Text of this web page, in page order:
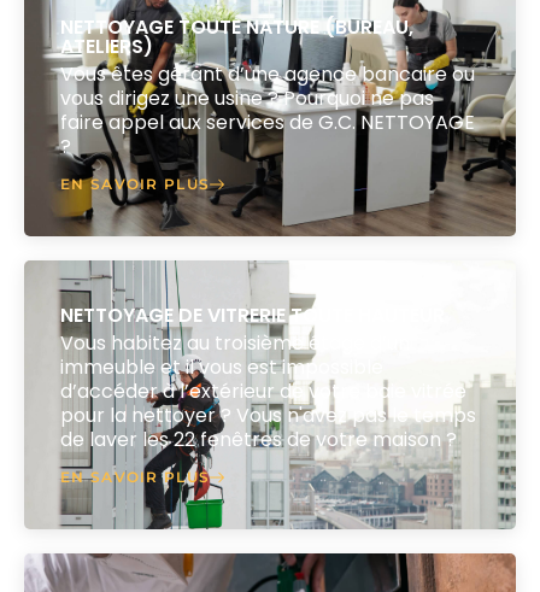
NETTOYAGE TOUTE NATURE (BUREAU,
ATELIERS)
Vous êtes gérant d’une agence bancaire ou
vous dirigez une usine ? Pourquoi ne pas
faire appel aux services de G.C. NETTOYAGE
?
EN SAVOIR PLUS
NETTOYAGE DE VITRERIE TOUTE HAUTEUR
Vous habitez au troisième étage d’un
immeuble et il vous est impossible
d’accéder à l’extérieur de votre baie vitrée
pour la nettoyer ? Vous n'avez pas le temps
de laver les 22 fenêtres de votre maison ?
EN SAVOIR PLUS